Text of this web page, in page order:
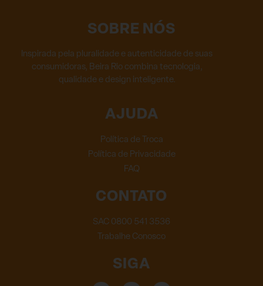
SOBRE NÓS
Inspirada pela pluralidade e autenticidade de suas
consumidoras, Beira Rio combina tecnologia,
qualidade e design inteligente.
AJUDA
Política de Troca
Política de Privacidade
FAQ
CONTATO
SAC 0800 541 3536
Trabalhe Conosco
SIGA